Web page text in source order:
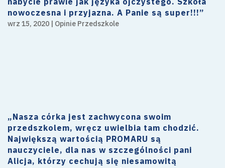
nowoczesna i przyjazna. A Panie są super!!!”
wrz 15, 2020 | Opinie Przedszkole
„Nasza córka jest zachwycona swoim
przedszkolem, wręcz uwielbia tam chodzić.
Największą wartością PROMARU są
nauczyciele, dla nas w szczególności pani
Alicja, którzy cechują się niesamowitą